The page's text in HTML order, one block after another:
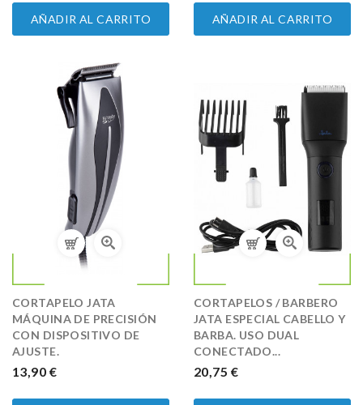
AÑADIR AL CARRITO AÑADIR AL CARRITO
CORTAPELO JATA
MÁQUINA DE PRECISIÓN
CON DISPOSITIVO DE
AJUSTE.
PRECIO
13,90 €
CORTAPELOS / BARBERO
JATA ESPECIAL CABELLO Y
BARBA. USO DUAL
CONECTADO...
PRECIO
20,75 €